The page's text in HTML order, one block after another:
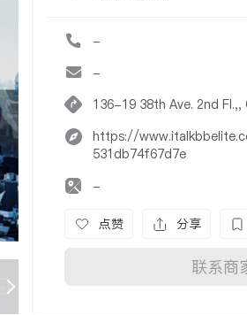
-
-
136-19 38th Ave. 2nd Fl.,,
https://
531db74f67d7e
-
点赞 分享
联系商